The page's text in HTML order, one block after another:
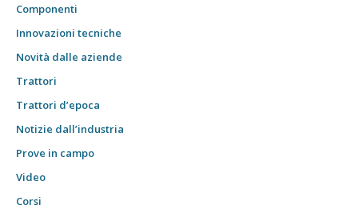
Componenti
Innovazioni tecniche
Novità dalle aziende
Trattori
Trattori d’epoca
Notizie dall’industria
Prove in campo
Video
Corsi